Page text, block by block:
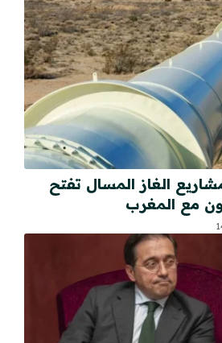
الغاز المسال تفتح
مع المغرب